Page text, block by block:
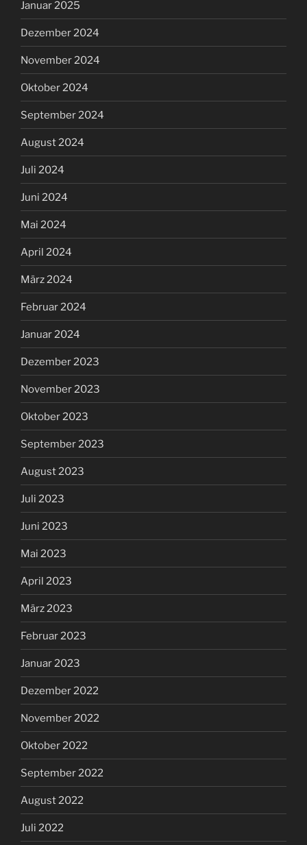
Januar 2025
Dezember 2024
November 2024
Oktober 2024
September 2024
August 2024
Juli 2024
Juni 2024
Mai 2024
April 2024
März 2024
Februar 2024
Januar 2024
Dezember 2023
November 2023
Oktober 2023
September 2023
August 2023
Juli 2023
Juni 2023
Mai 2023
April 2023
März 2023
Februar 2023
Januar 2023
Dezember 2022
November 2022
Oktober 2022
September 2022
August 2022
Juli 2022